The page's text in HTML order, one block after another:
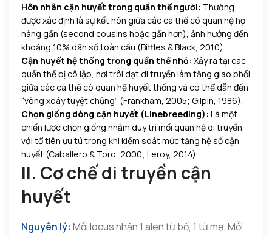
Hôn nhân cận huyết trong quần thể người: Thường
được xác định là sự kết hôn giữa các cá thể có quan hệ họ
hàng gần (second cousins hoặc gần hơn), ảnh hưởng đến
khoảng 10% dân số toàn cầu (Bittles & Black, 2010).
Cận huyết hệ thống trong quần thể nhỏ: Xảy ra tại các
quần thể bị cô lập, nơi trôi dạt di truyền làm tăng giao phối
giữa các cá thể có quan hệ huyết thống và có thể dẫn đến
“vòng xoáy tuyệt chủng” (Frankham, 2005; Gilpin, 1986).
Chọn giống dòng cận huyết (Linebreeding): Là một
chiến lược chọn giống nhằm duy trì mối quan hệ di truyền
với tổ tiên ưu tú trong khi kiểm soát mức tăng hệ số cận
huyết (Caballero & Toro, 2000; Leroy, 2014).
II. Cơ chế di truyền cận
huyết
Nguyên lý: Mỗi locus nhận 1 alen từ bố, 1 từ mẹ. Mỗi